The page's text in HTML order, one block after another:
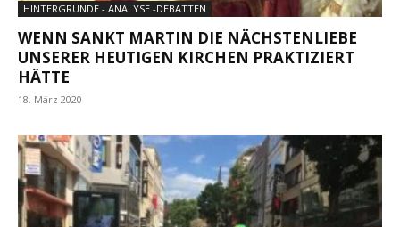
HINTERGRÜNDE - ANALYSE -DEBATTEN
WENN SANKT MARTIN DIE NÄCHSTENLIEBE
UNSERER HEUTIGEN KIRCHEN PRAKTIZIERT
HÄTTE
18. März 2020